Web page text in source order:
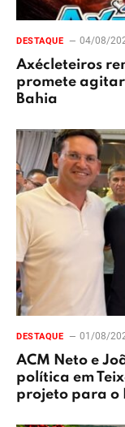
DESTAQUE 04/08/
Axécleteiros
promete agitar
Bahia
DESTAQUE 01/08/
ACM Neto e
política em
projeto para o